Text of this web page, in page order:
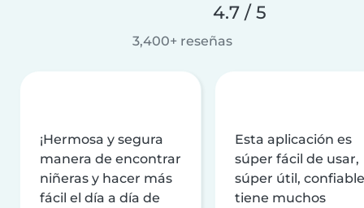
4.7 / 5
3,400+ reseñas
¡Hermosa y segura
manera de encontrar
niñeras y hacer más
fácil el día a día de
Esta aplicación es
súper fácil de usar,
súper útil,
tiene muchos